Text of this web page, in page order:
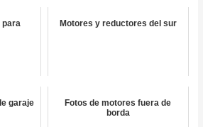
Motores y reductores del sur
garaje
Fotos de motores fuera de
borda